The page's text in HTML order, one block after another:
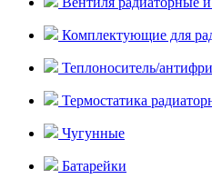
Комплектующие для
Теплоноситель/
Термостатика
Чугунные
Батарейки